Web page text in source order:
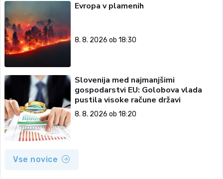
Evropa v plamenih
8. 8. 2026 ob 18:30
Slovenija med najmanjšimi
gospodarstvi EU: Golobova vlada
pustila visoke račune državi
8. 8. 2026 ob 18:20
Vse novice